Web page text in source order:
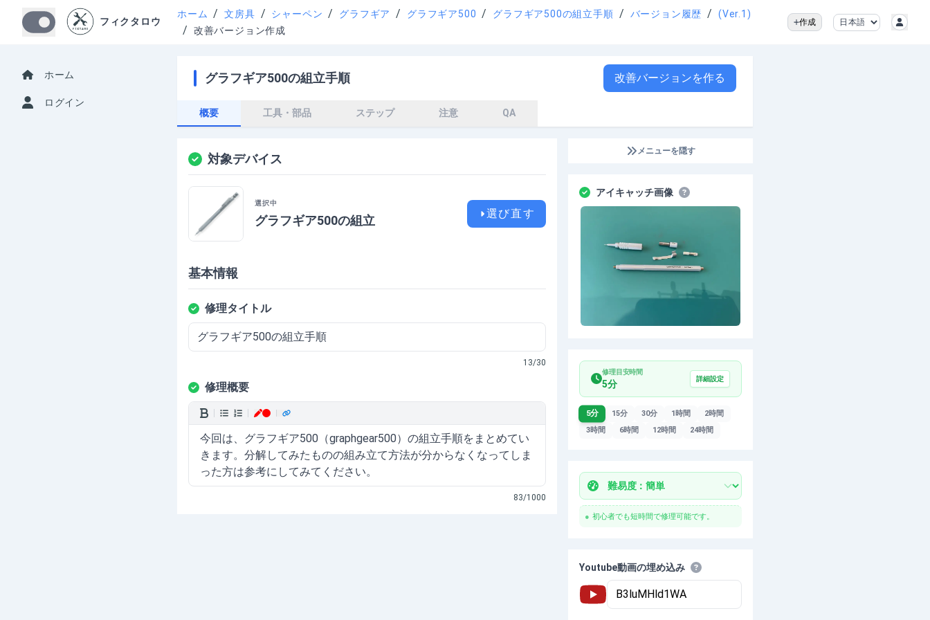
ホーム
ログイン
フィクタロウ
ホーム / 文房具 / シャーペン / グラフギア / グラフギア500 / グラフギア500の組立手順 / バージョン履歴 / (Ver.1)
/ 改善バージョン作成
作成
グラフギア500の組立手順 改善バージョンを作る
概要 工具・部品 ステップ 注意 QA
対象デバイス
選択中
グラフギア500の組立 選び直す
基本情報
修理タイトル
13/30
修理概要
今回は、グラフギア500（graphgear500）の組立手順をまとめてい
きます。分解してみたものの組み立て方法が分からなくなってしま
った方は参考にしてみてください。
83/1000
メニューを隠す
アイキャッチ画像
修理目安時間
5分 詳細設定
5分 15分 30分 1時間
2時間
3時間
6時間 12時間 24時間
● 初心者でも短時間で修理可能です。
Youtube動画の埋め込み